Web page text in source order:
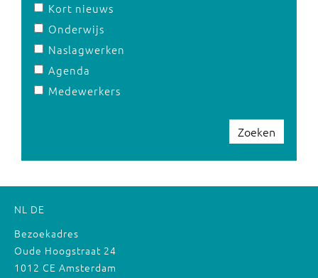
Kort nieuws
Onderwijs
Naslagwerken
Agenda
Medewerkers
Zoeken
NL DE
Bezoekadres
Oude Hoogstraat 24
1012 CE Amsterdam